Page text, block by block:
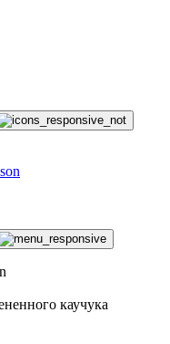
каучука